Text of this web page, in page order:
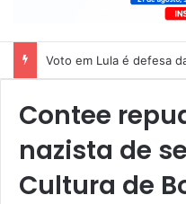
Voto em Lula é defesa
Contee
nazista de
Cultura de